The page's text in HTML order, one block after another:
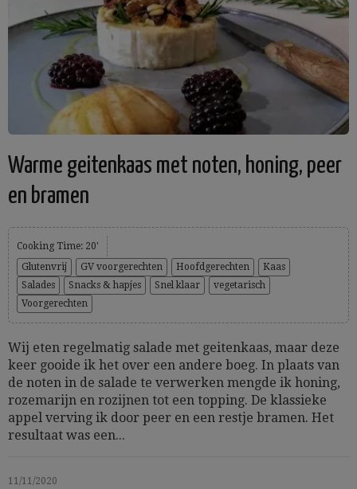
Warme geitenkaas met noten, honing, peer
en bramen
Cooking Time: 20'
Glutenvrij
GV voorgerechten Hoofdgerechten
Kaas
Salades
Snacks & hapjes Snel klaar
vegetarisch
Voorgerechten
Wij eten regelmatig salade met geitenkaas, maar deze
keer gooide ik het over een andere boeg. In plaats van
de noten in de salade te verwerken mengde ik honing,
rozemarijn en rozijnen tot een topping. De klassieke
appel verving ik door peer en een restje bramen. Het
resultaat was een...
11/11/2020